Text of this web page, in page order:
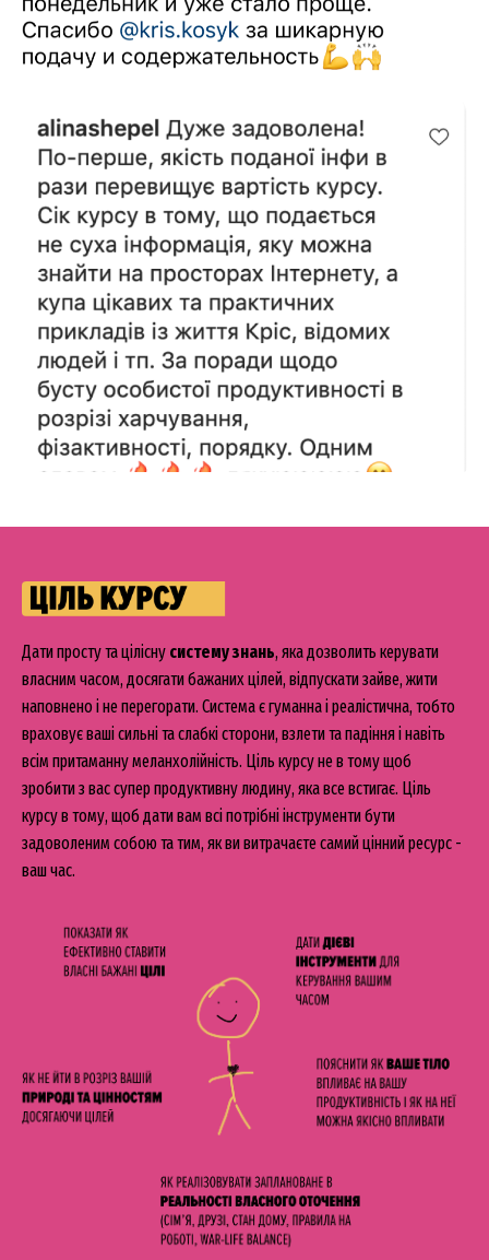
Дати просту та цілісну систему знань, яка дозволить керувати
власним часом, досягати бажаних цілей, відпускати зайве, жити
наповнено і не перегорати. Система є гуманна і реалістична, тобто
враховує ваші сильні та слабкі сторони, взлети та падіння і навіть
всім притаманну меланхолійність. Ціль курсу не в тому щоб
зробити з вас супер продуктивну людину, яка все встигає. Ціль
курсу в тому, щоб дати вам всі потрібні інструменти бути
задоволеним собою та тим, як ви витрачаєте самий цінний ресурс -
ваш час.